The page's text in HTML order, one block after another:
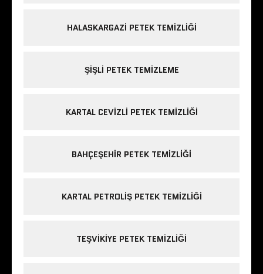
HALASKARGAZI PETEK TEMIZLIĞI
ŞIŞLI PETEK TEMIZLEME
KARTAL CEVIZLI PETEK TEMIZLIĞI
BAHÇEŞEHIR PETEK TEMIZLIĞI
KARTAL PETROLIŞ PETEK TEMIZLIĞI
TEŞVIKIYE PETEK TEMIZLIĞI